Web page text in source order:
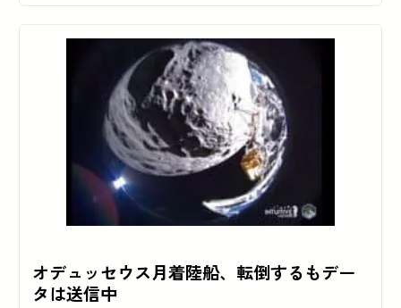
オデュッセウス月着陸船、転倒するもデー
タは送信中